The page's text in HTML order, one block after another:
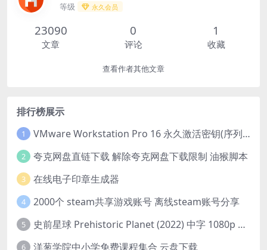
等级 永久会员
23090
文章
0
评论
1
收藏
查看作者其他文章
排行榜展示
1 VMware Workstation Pro 16 永久激活密钥(序列号)
2 夸克网盘直链下载 解除夸克网盘下载限制 油猴脚本
3 在线电子印章生成器
4 2000个 steam共享游戏账号 离线steam账号分享
5 史前星球 Prehistoric Planet (2022) 中字 1080p 高清 阿里云盘 2022.5.27已更新全集
6 洋葱学院中小学免费课程集合 云盘下载